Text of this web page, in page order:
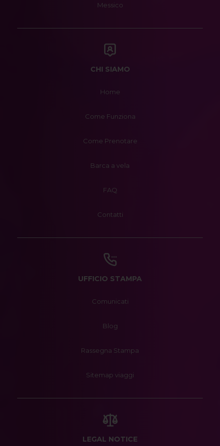
Messico
CHI SIAMO
Home
Come Funziona
Come Prenotare
Barca a vela
FAQ
Contatti
UFFICIO STAMPA
Comunicati
Blog
Rassegna Stampa
Sitemap viaggi
LEGAL NOTICE